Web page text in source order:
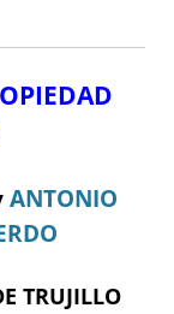
ANTONIO
TRUJILLO